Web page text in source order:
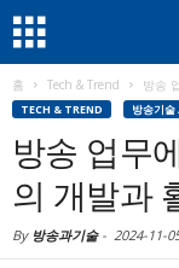
홈 Tech & Trend 방송
TECH & TREND 방송기
방송 업무
의 개발과
By 방송과기술- 2024-11-